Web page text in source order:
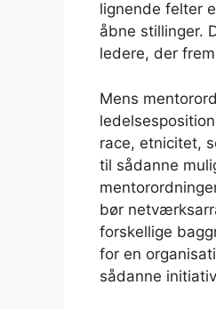
lignende felter
åbne stillinger.
ledere, der
Mens
race, etnicitet,
til sådanne
bør
forskellige
for en
sådanne